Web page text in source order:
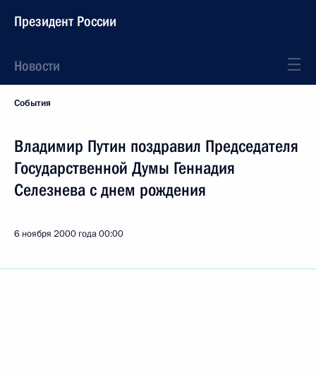
Президент России
Новости
События
Владимир Путин поздравил Председателя
Государственной Думы Геннадия
Селезнева с днем рождения
6 ноября 2000 года00:00